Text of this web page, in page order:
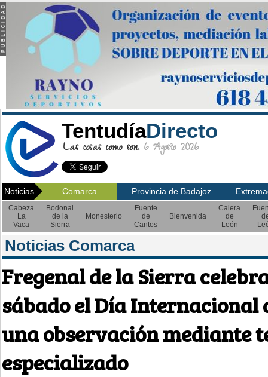
TentudíaDirecto
Las cosas como son. 6 Agosto 2026
Noticias Comarca Provincia de Badajoz
Cabeza
La
Vaca
Bodonal
de la
Sierra
Monesterio
Fuente
de
Cantos
Bienvenida
Calera
de
León
Noticias Comarca
Fregenal de la Sierra
sábado el Día Internacional
una observación mediante
especializado